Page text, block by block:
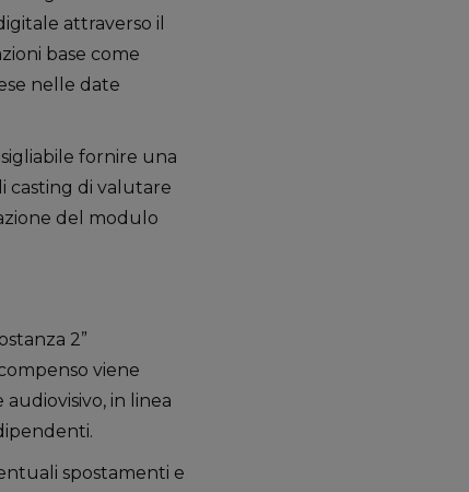
attraverso il
base come
nelle date
fornire una
casting di valutare
del modulo
2”
viene
in linea
spostamenti e